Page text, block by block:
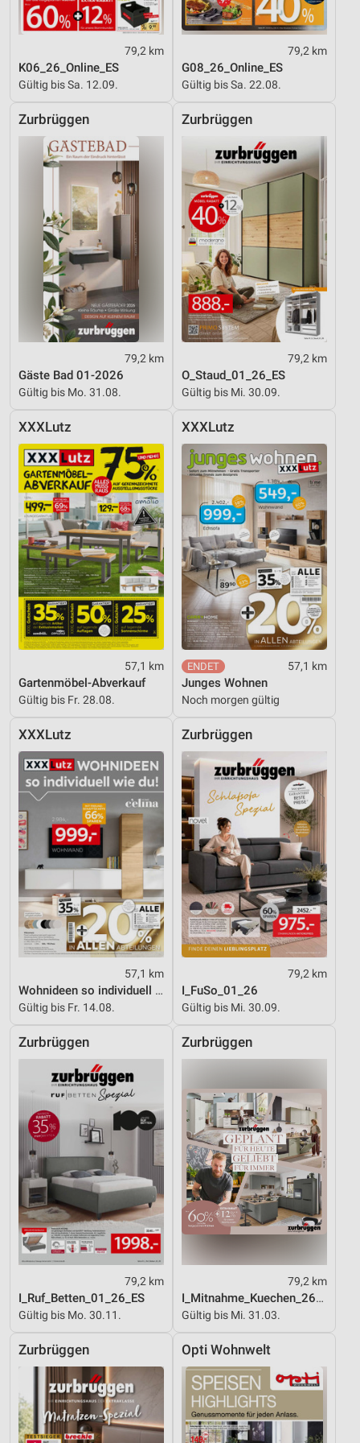
79,2 km
K06_26_Online_ES
Gültig bis Sa. 12.09.
79,2 km
G08_26_Online_ES
Gültig bis Sa. 22.08.
Zurbrüggen
79,2 km
Gäste Bad 01-2026
Gültig bis Mo. 31.08.
Zurbrüggen
79,2 km
O_Staud_01_26_ES
Gültig bis Mi. 30.09.
XXXLutz
57,1 km
Gartenmöbel-Abverkauf
Gültig bis Fr. 28.08.
XXXLutz
57,1 km
Junges Wohnen
Noch morgen gültig
XXXLutz
57,1 km
Wohnideen so individuell wie du!
Gültig bis Fr. 14.08.
Zurbrüggen
79,2 km
I_FuSo_01_26
Gültig bis Mi. 30.09.
Zurbrüggen
79,2 km
I_Ruf_Betten_01_26_ES
Gültig bis Mo. 30.11.
Zurbrüggen
79,2 km
I_Mitnahme_Kuechen_26_ES
Gültig bis Mi. 31.03.
Zurbrüggen Opti Wohnwelt
Geräte anhand von aktiv angeforderten
Informationen identifizieren
Nicht-IAB-Verarbeitungszwecke:
Performance
Funktional